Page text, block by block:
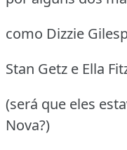
como Dizzie
Stan Getz e Ella
(será que eles
Nova?)